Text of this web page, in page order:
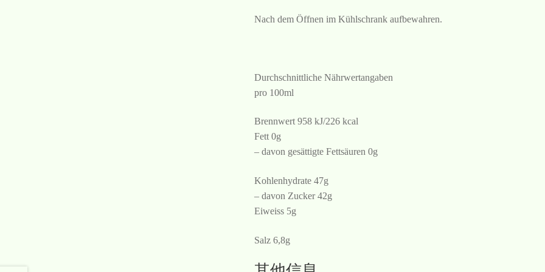
Nach dem Öffnen im Kühlschrank aufbewahren.
Durchschnittliche Nährwertangaben
pro 100ml
Brennwert 958 kJ/226 kcal
Fett 0g
– davon gesättigte Fettsäuren 0g
Kohlenhydrate 47g
– davon Zucker 42g
Eiweiss 5g
Salz 6,8g